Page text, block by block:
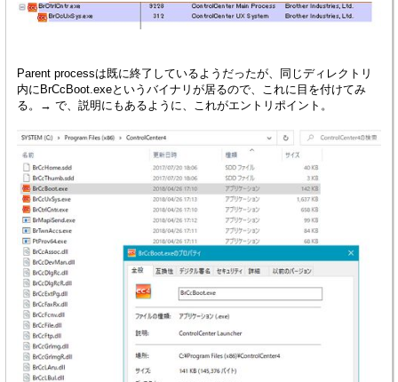
Parent processは既に終了しているようだったが、同じディレクトリ
内にBrCcBoot.exeというバイナリが居るので、これに目を付けてみ
る。→ で、説明にもあるように、これがエントリポイント。